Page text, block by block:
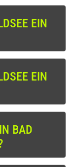
EIN
EIN
BAD